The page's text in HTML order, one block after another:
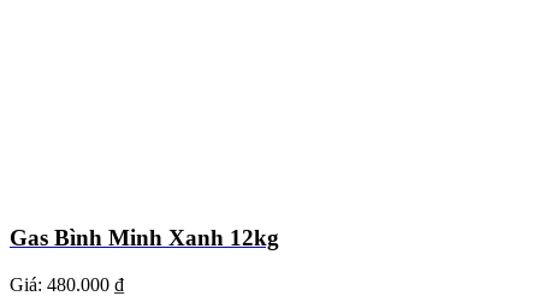
Gas Bình Minh Xanh 12kg
Giá: 480.000 ₫